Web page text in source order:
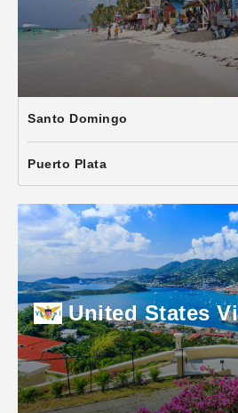
Santo Domingo
Puerto Plata
United States